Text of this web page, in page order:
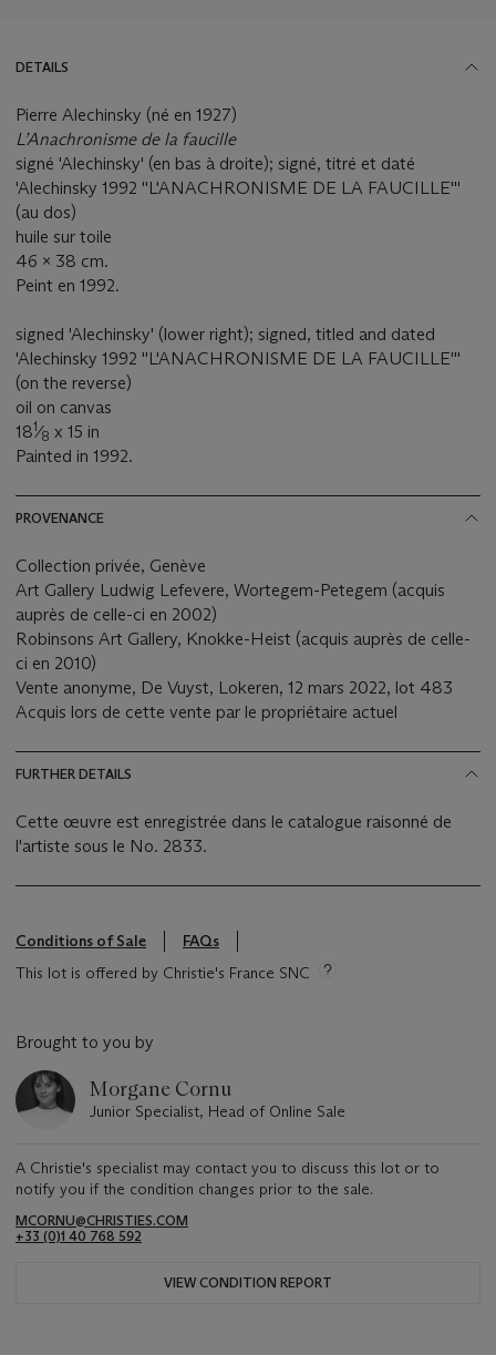
DETAILS
Pierre Alechinsky (né en 1927)
L’Anachronisme de la faucille
signé 'Alechinsky' (en bas à droite); signé, titré et daté
'Alechinsky 1992 ''L'ANACHRONISME DE LA FAUCILLE'''
(au dos)
huile sur toile
46 x 38 cm.
Peint en 1992.
signed 'Alechinsky' (lower right); signed, titled and dated
'Alechinsky 1992 ''L'ANACHRONISME DE LA FAUCILLE'''
(on the reverse)
oil on canvas
181⁄8 x 15 in
Painted in 1992.
PROVENANCE
Collection privée, Genève
Art Gallery Ludwig Lefevere, Wortegem-Petegem (acquis
auprès de celle-ci en 2002)
Robinsons Art Gallery, Knokke-Heist (acquis auprès de celle-
ci en 2010)
Vente anonyme, De Vuyst, Lokeren, 12 mars 2022, lot 483
Acquis lors de cette vente par le propriétaire actuel
FURTHER DETAILS
Cette œuvre est enregistrée dans le catalogue raisonné de
l'artiste sous le No. 2833.
Conditions of Sale
FAQs
This lot is offered by Christie's France SNC
Brought to you by
Morgane Cornu
Junior Specialist, Head of Online Sale
A Christie's specialist may contact you to discuss this lot or to
notify you if the condition changes prior to the sale.
MCORNU@CHRISTIES.COM
+33 (0)1 40 768 592
VIEW CONDITION REPORT